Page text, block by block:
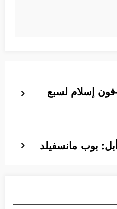
فون إسلام لسبع